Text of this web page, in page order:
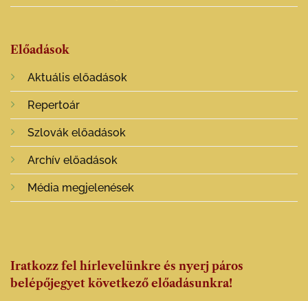
Előadások
Aktuális előadások
Repertoár
Szlovák előadások
Archív előadások
Média megjelenések
Iratkozz fel hírlevelünkre és nyerj páros
belépőjegyet következő előadásunkra!